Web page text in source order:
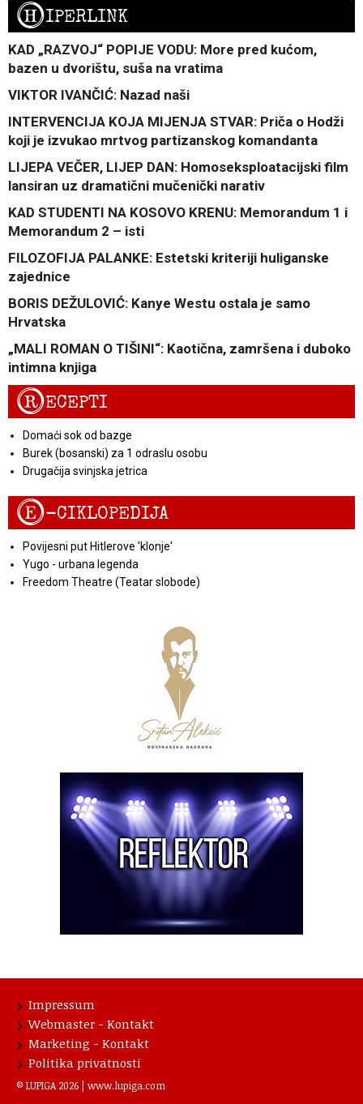
HIPERLINK
KAD „RAZVOJ“ POPIJE VODU: More pred kućom,
bazen u dvorištu, suša na vratima
VIKTOR IVANČIĆ: Nazad naši
INTERVENCIJA KOJA MIJENJA STVAR: Priča o Hodži
koji je izvukao mrtvog partizanskog komandanta
LIJEPA VEČER, LIJEP DAN: Homoseksploatacijski film
lansiran uz dramatični mučenički narativ
KAD STUDENTI NA KOSOVO KRENU: Memorandum 1 i
Memorandum 2 – isti
FILOZOFIJA PALANKE: Estetski kriteriji huliganske
zajednice
BORIS DEŽULOVIĆ: Kanye Westu ostala je samo
Hrvatska
„MALI ROMAN O TIŠINI“: Kaotična, zamršena i duboko
intimna knjiga
RECEPTI
Domaći sok od bazge
Burek (bosanski) za 1 odraslu osobu
Drugačija svinjska jetrica
E-CIKLOPEDIJA
Povijesni put Hitlerove 'klonje'
Yugo - urbana legenda
Freedom Theatre (Teatar slobode)
Impressum
Webmaster - Kontakt
Marketing - Kontakt
Politika privatnosti
© LUPIGA 2026 | www.lupiga.com